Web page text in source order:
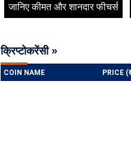
जानिए कीमत और शानदार फीचर्स
क्रिप्टोकरेंसी »